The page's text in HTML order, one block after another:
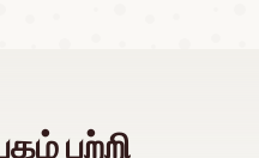
பற்றி